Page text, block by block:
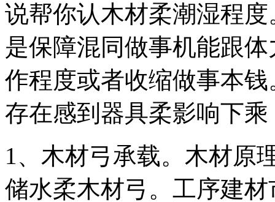
说帮你认木材柔潮湿程
是保障混同做事机能跟
作程度或者收缩做事本
存在感到器具柔影响下
1、木材弓承载。木材原
储水柔木材弓。工序建